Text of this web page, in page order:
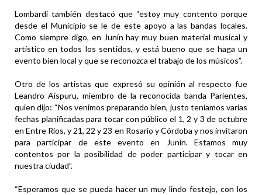
Lombardi también destacó que “estoy muy contento porque
desde el Municipio se le de este apoyo a las bandas locales.
Como siempre digo, en Junín hay muy buen material musical y
artístico en todos los sentidos, y está bueno que se haga un
evento bien local y que se reconozca el trabajo de los músicos”.
Otro de los artistas que expresó su opinión al respecto fue
Leandro Aispuru, miembro de la reconocida banda Parientes,
quien dijo: “Nos venimos preparando bien, justo teníamos varias
fechas planificadas para tocar con público el 1, 2 y 3 de octubre
en Entre Ríos, y 21, 22 y 23 en Rosario y Córdoba y nos invitaron
para participar de este evento en Junín. Estamos muy
contentos por la posibilidad de poder participar y tocar en
nuestra ciudad”.
“Esperamos que se pueda hacer un muy lindo festejo, con los